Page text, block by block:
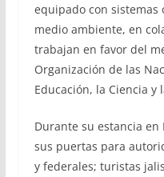
equipado con
medio ambiente, en
trabajan en favor del
Organización de las
Educación, la Ciencia y
Durante su estancia
sus puertas para
y federales; turistas